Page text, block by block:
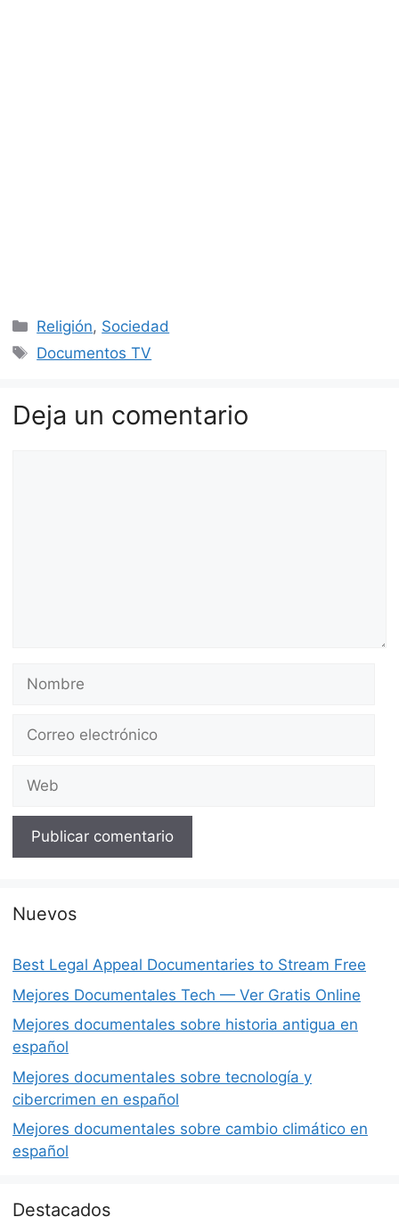
Categorías
Religión, Sociedad
Etiquetas
Documentos TV
Deja un comentario
Nombre
Correo
Web
Nuevos
Best Legal Appeal Documentaries to Stream Free
Mejores Documentales Tech — Ver Gratis Online
Mejores documentales sobre historia antigua en
español
Mejores documentales sobre tecnología y
cibercrimen en español
Mejores documentales sobre cambio climático en
español
Destacados